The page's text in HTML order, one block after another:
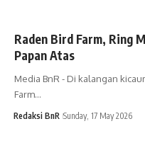
Raden Bird Farm, Ring
Papan Atas
Media BnR - Di kalangan
Farm…
Redaksi BnR Sunday, 17 May 2026